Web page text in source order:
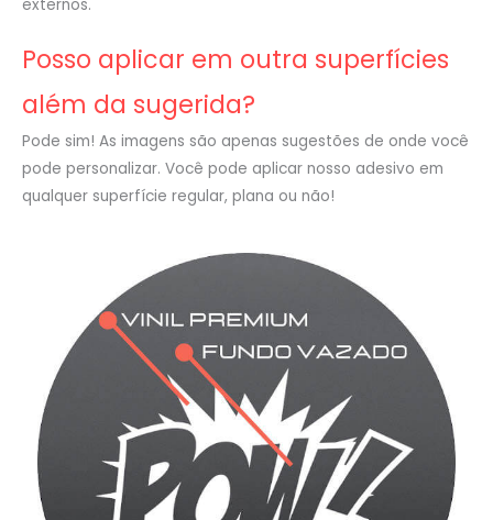
externos.
Posso aplicar em outra superfícies
além da sugerida?
Pode sim! As imagens são apenas sugestões de onde você
pode personalizar. Você pode aplicar nosso adesivo em
qualquer superfície regular, plana ou não!